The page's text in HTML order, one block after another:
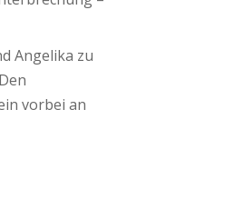
Angelika zu
vorbei an